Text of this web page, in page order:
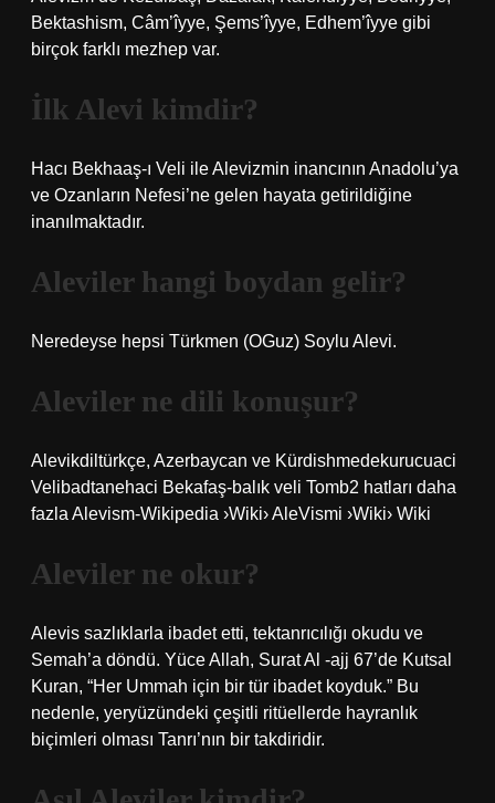
Bektashism, Câm’îyye, Şems’îyye, Edhem’îyye gibi
birçok farklı mezhep var.
İlk Alevi kimdir?
Hacı Bekhaaş-ı Veli ile Alevizmin inancının Anadolu’ya
ve Ozanların Nefesi’ne gelen hayata getirildiğine
inanılmaktadır.
Aleviler hangi boydan gelir?
Neredeyse hepsi Türkmen (OGuz) Soylu Alevi.
Aleviler ne dili konuşur?
Alevikdiltürkçe, Azerbaycan ve Kürdishmedekurucuaci
Velibadtanehaci Bekafaş-balık veli Tomb2 hatları daha
fazla Alevism-Wikipedia ›Wiki› AleVismi ›Wiki› Wiki
Aleviler ne okur?
Alevis sazlıklarla ibadet etti, tektanrıcılığı okudu ve
Semah’a döndü. Yüce Allah, Surat Al -ajj 67’de Kutsal
Kuran, “Her Ummah için bir tür ibadet koyduk.” Bu
nedenle, yeryüzündeki çeşitli ritüellerde hayranlık
biçimleri olması Tanrı’nın bir takdiridir.